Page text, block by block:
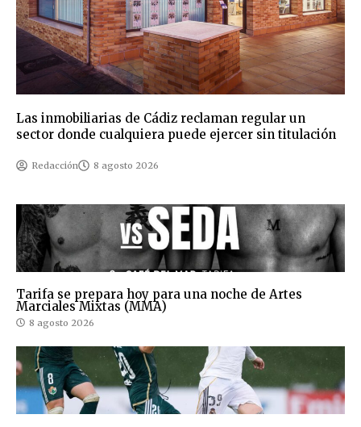
Las inmobiliarias de Cádiz reclaman regular un
sector donde cualquiera puede ejercer sin titulación
Redacción 8 agosto 2026
Tarifa se prepara hoy para una noche de Artes
Marciales Mixtas (MMA)
8 agosto 2026